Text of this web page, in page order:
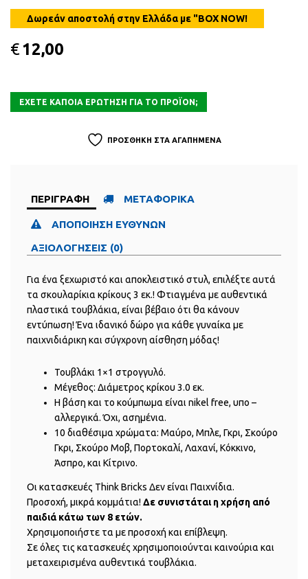
€12,00
ΠΡΟΣΘΗΚΗ ΣΤΑ ΑΓΑΠΗΜΕΝΑ
ΠΕΡΙΓΡΑΦΗ ΜΕΤΑΦΟΡΙΚΑ
ΑΠΟΠΟΙΗΣΗ ΕΥΘΥΝΩΝ
ΑΞΙΟΛΟΓΗΣΕΙΣ (0)
Για ένα ξεχωριστό και αποκλειστικό στυλ, επιλέξτε αυτά
τα σκουλαρίκια κρίκους 3 εκ.! Φτιαγμένα με αυθεντικά
πλαστικά τουβλάκια, είναι βέβαιο ότι θα κάνουν
εντύπωση! Ένα ιδανικό δώρο για κάθε γυναίκα με
παιχνιδιάρικη και σύγχρονη αίσθηση μόδας!
Τουβλάκι 1×1 στρογγυλό.
Μέγεθος: Διάμετρος κρίκου 3.0 εκ.
Η βάση και το κούμπωμα είναι nikel free, υπο –
αλλεργικά. Όχι, ασημένια.
10 διαθέσιμα χρώματα: Μαύρο, Μπλε, Γκρι, Σκούρο
Γκρι, Σκούρο Μοβ, Πορτοκαλί, Λαχανί, Κόκκινο,
Άσπρο, και Κίτρινο.
Οι κατασκευές Think Bricks Δεν είναι Παιχνίδια.
Προσοχή, μικρά κομμάτια!Δε συνιστάται η χρήση από
παιδιά κάτω των 8 ετών.
Χρησιμοποιήστε τα με προσοχή και επίβλεψη.
Σε όλες τις κατασκευές χρησιμοποιούνται καινούρια και
μεταχειρισμένα αυθεντικά τουβλάκια.